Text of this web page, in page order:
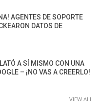
AGENTES DE SOPORTE
DATOS DE
A SÍ MISMO CON UNA
– ¡NO VAS A CREERLO!
VIEW ALL